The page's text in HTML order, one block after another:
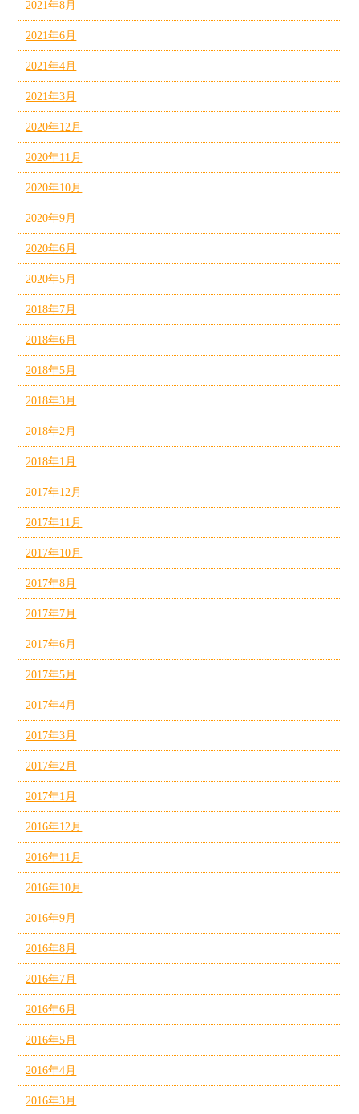
2021年8月
2021年6月
2021年4月
2021年3月
2020年12月
2020年11月
2020年10月
2020年9月
2020年6月
2020年5月
2018年7月
2018年6月
2018年5月
2018年3月
2018年2月
2018年1月
2017年12月
2017年11月
2017年10月
2017年8月
2017年7月
2017年6月
2017年5月
2017年4月
2017年3月
2017年2月
2017年1月
2016年12月
2016年11月
2016年10月
2016年9月
2016年8月
2016年7月
2016年6月
2016年5月
2016年4月
2016年3月